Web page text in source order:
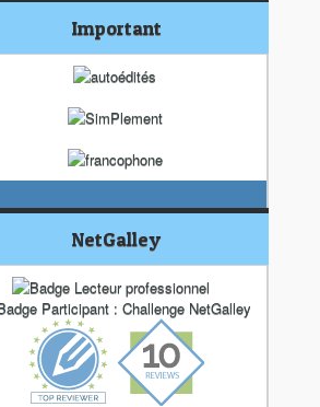
Important
NetGalley